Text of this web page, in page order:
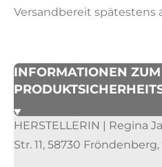
Versandbereit spätestens
INFORMATIONEN ZUM
HERSTELLERIN | Regina
Str. 11, 58730